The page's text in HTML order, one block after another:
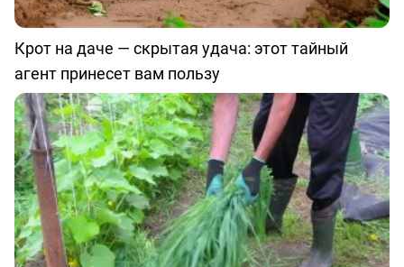
Крот на даче — скрытая удача: этот тайный
агент принесет вам пользу